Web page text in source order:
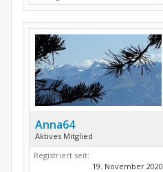
Anna64
Aktives Mitglied
Registriert seit:
19. November 2020